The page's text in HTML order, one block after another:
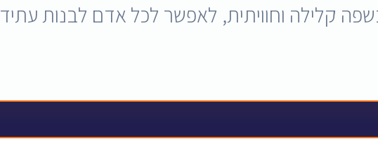
קלילה וחוויתית, לאפשר לכל אדם לבנות עתיד